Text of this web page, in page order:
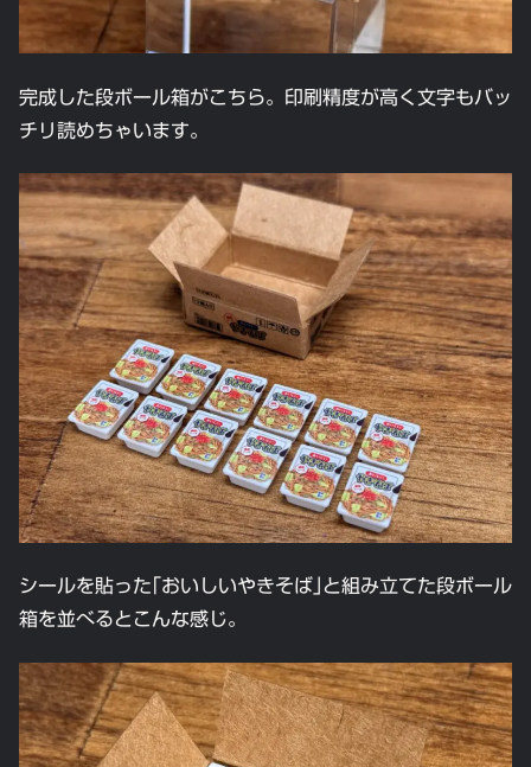
完成した段ボール箱がこちら。印刷精度が高く文字もバッ
チリ読めちゃいます。
シールを貼った｢おいしいやきそば｣と組み立てた段ボール
箱を並べるとこんな感じ。